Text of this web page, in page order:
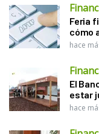
Feria
cómo
hace
El
estar
hace